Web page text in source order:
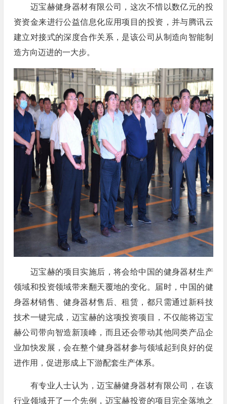
迈宝赫健身器材有限公司，这次不惜以数亿元的投
资资金来进行公益信息化应用项目的投资，并与腾讯云
建立对接式的深度合作关系，是该公司从制造向智能制
造方向迈进的一大步。
迈宝赫的项目实施后，将会给中国的健身器材生产
领域和投资领域带来翻天覆地的变化。届时，中国的健
身器材销售、健身器材售后、租赁，都只需通过新科技
技术一键完成，迈宝赫的这项投资项目，不仅能将迈宝
赫公司带向智造新顶峰，而且还会带动其他同类产品企
业加快发展，会在整个健身器材参与领域起到良好的促
进作用，促进形成上下游配套生产体系。
有专业人士认为，迈宝赫健身器材有限公司，在该
行业领域开了一个先例，迈宝赫投资的项目完全落地之